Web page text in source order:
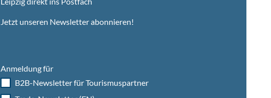
Jetzt unseren Newsletter abonnieren!
Anmeldung für
B2B-Newsletter für Tourismuspartner